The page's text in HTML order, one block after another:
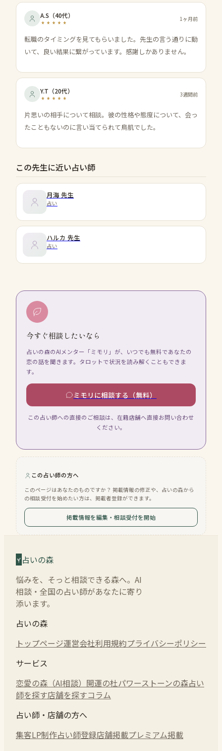
A.S （40代） 1ヶ月前
転職のタイミングを見てもらいました。先生の言う通りに動
いて、良い結果に繋がっています。感謝しかありません。
Y.T （20代） 3週間前
片思いの相手について相談。彼の性格や態度について、会っ
たこともないのに言い当てられて鳥肌でした。
この先生に近い占い師
月海 先生
占い
ハルカ 先生
占い
今すぐ相談したいなら
占いの森のAIメンター「ミモリ」が、いつでも無料であなたの
恋の話を聞きます。タロットで状況を読み解くこともできま
す。
ミモリに相談する（無料）
この占い師への直接のご相談は、在籍店舗へ直接お問い合わせ
ください。
この占い師の方へ
このページはあなたのものですか？ 掲載情報の修正や、占いの森から
の相談受付を始めたい方は、掲載者登録ができます。
掲載情報を編集・相談受付を開始
占いの森
悩みを、そっと相談できる森へ。AI
相談・全国の占い師があなたに寄り
添います。
占いの森
トップページ運営会社利用規約プライバシーポリシー
サービス
恋愛の森（AI相談） 開運の杜パワーストーンの森占い
師を探す店舗を探すコラム
占い師・店舗の方へ
集客LP制作占い師登録店舗掲載プレミアム掲載